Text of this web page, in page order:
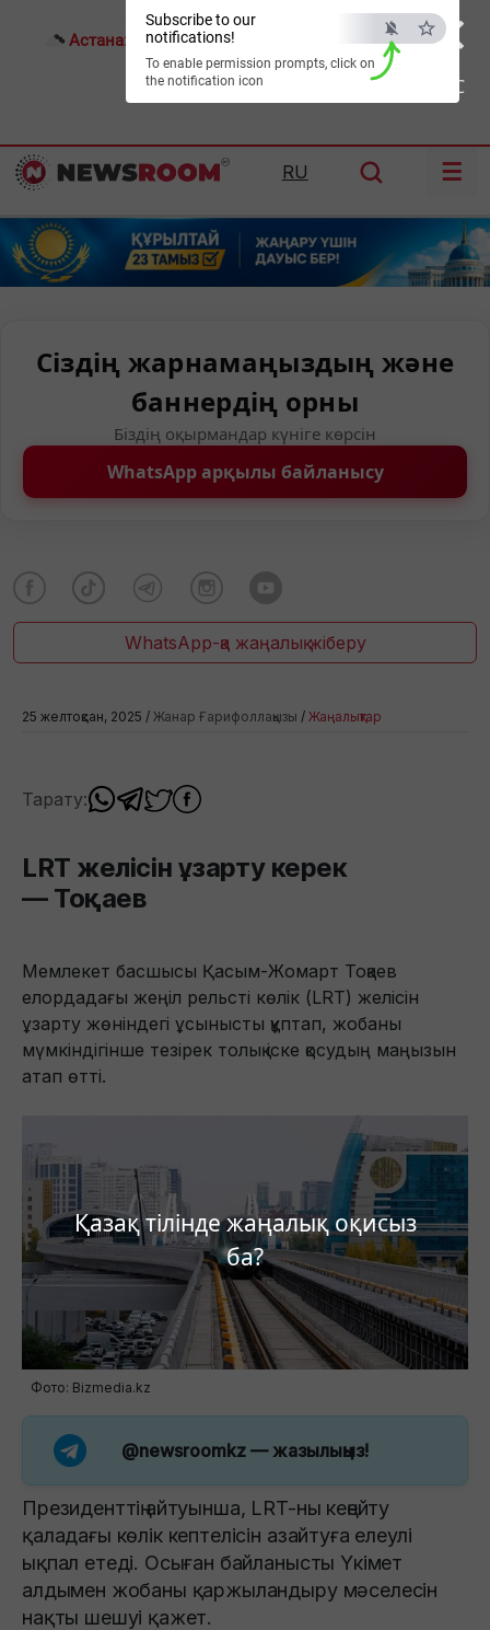
×
ESC
Қазақ тілінде жаңалық оқисыз
ба?
Subscribe to our
notifications!
To enable permission prompts, click on
the notification icon
Астана: 23°C Алматы: Шымкент:35°C
RU ☰
Сіздің жарнамаңыздың және
баннердің орны
Біздің оқырмандар күніге көрсін
WhatsApp арқылы байланысу
WhatsApp-қа жаңалық жіберу
25 желтоқсан, 2025 / Жанар Ғарифоллақызы / Жаңалықтар
Тарату:
LRT желісін ұзарту керек
— Тоқаев
Мемлекет басшысы Қасым-Жомарт Тоқаев
елордадағы жеңіл рельсті көлік (LRT) желісін
ұзарту жөніндегі ұсынысты құптап, жобаны
мүмкіндігінше тезірек толық іске қосудың маңызын
атап өтті.
Фото: Bizmedia.kz
@newsroomkz — жазылыңыз!
Президенттің айтуынша, LRT-ны кеңейту
қаладағы көлік кептелісін азайтуға елеулі
ықпал етеді. Осыған байланысты Үкімет
алдымен жобаны қаржыландыру мәселесін
нақты шешуі қажет.